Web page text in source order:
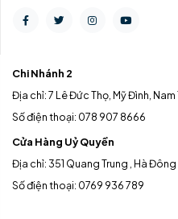
Chi Nhánh 2
Địa chỉ: 7 Lê Đức Thọ, Mỹ Đình, Nam
Số điện thoại: 078 907 8666
Cửa Hàng Uỷ Quyền
Địa chỉ: 351 Quang Trung , Hà Đông
Số điện thoại: 0769 936 789